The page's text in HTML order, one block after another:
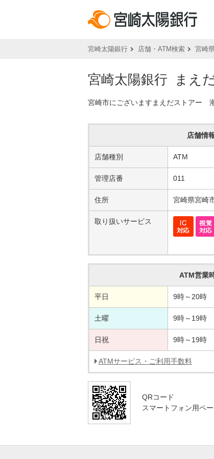
宮崎太陽銀行 店舗・ATM検索 宮崎
宮崎太陽銀行 まえ
宮崎市にございますまえだストアー
店舗情
店舗種別 ATM
管理店番 011
住所 宮崎県宮崎
取り扱いサービス
ATM営業
平日 9時～20時
土曜 9時～19時
日祝 9時～19時
ATMサービス・ご利用手数料
QRコード
スマートフォン用ペ